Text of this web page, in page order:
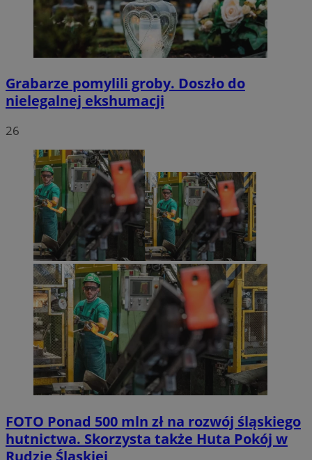
Grabarze pomylili groby. Doszło do
nielegalnej ekshumacji
26
FOTO Ponad 500 mln zł na rozwój śląskiego
hutnictwa. Skorzysta także Huta Pokój w
Rudzie Śląskiej